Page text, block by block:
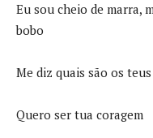
Eu sou cheio de marra,
bobo
Me diz quais são os
Quero ser tua coragem